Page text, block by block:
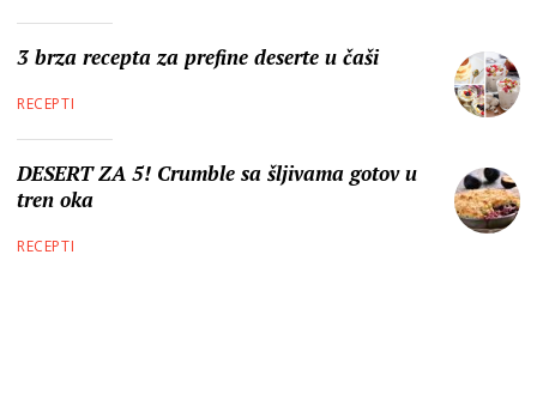
3 brza recepta za prefine deserte u čaši
RECEPTI
DESERT ZA 5! Crumble sa šljivama gotov u
tren oka
RECEPTI